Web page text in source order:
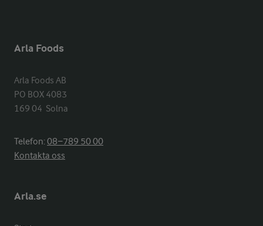
Arla Foods
Arla Foods AB
PO BOX 4083
169 04  Solna
Telefon:08−789 50 00
Kontakta oss
Arla.se